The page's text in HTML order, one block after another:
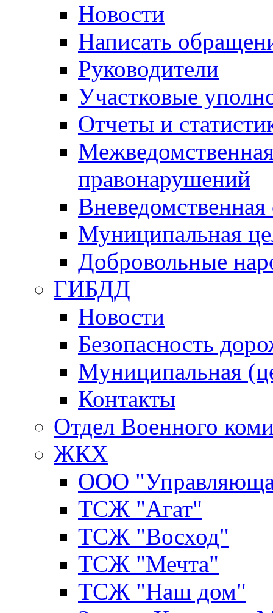
Новости
Написать
Руководители
Участковые
Отчеты и
правонарушений
Вневедомственная
Муниципальная
Добровольные
ГИБДД
Новости
Безопасность
Муниципальная
Контакты
Отдел Военного
ЖКХ
ООО
ТСЖ "Агат"
ТСЖ "Восход"
ТСЖ "Мечта"
ТСЖ "Наш дом"